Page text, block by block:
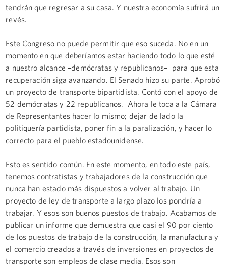
tendrán que regresar a su casa. Y nuestra economía sufrirá un
revés.
Este Congreso no puede permitir que eso suceda. No en un
momento en que deberíamos estar haciendo todo lo que esté
a nuestro alcance –demócratas y republicanos– para que esta
recuperación siga avanzando. El Senado hizo su parte. Aprobó
un proyecto de transporte bipartidista. Contó con el apoyo de
52 demócratas y 22 republicanos. Ahora le toca a la Cámara
de Representantes hacer lo mismo; dejar de lado la
politiquería partidista, poner fin a la paralización, y hacer lo
correcto para el pueblo estadounidense.
Esto es sentido común. En este momento, en todo este país,
tenemos contratistas y trabajadores de la construcción que
nunca han estado más dispuestos a volver al trabajo. Un
proyecto de ley de transporte a largo plazo los pondría a
trabajar. Y esos son buenos puestos de trabajo. Acabamos de
publicar un informe que demuestra que casi el 90 por ciento
de los puestos de trabajo de la construcción, la manufactura y
el comercio creados a través de inversiones en proyectos de
transporte son empleos de clase media. Esos son